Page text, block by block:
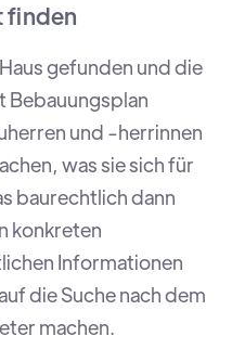
finden
gefunden und die
Bebauungsplan
und -herrinnen
was sie sich für
baurechtlich dann
konkreten
Informationen
die Suche nach dem
machen.